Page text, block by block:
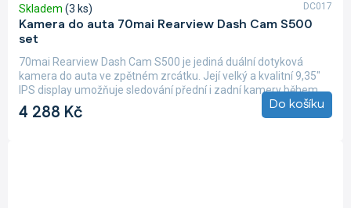
Kamera do auta 70mai Rearview Dash Cam S500
set
Skladem (3 ks)
4 288 Kč Do košíku
70mai Rearview Dash Cam S500 je jediná duální dotyková
kamera do auta ve zpětném zrcátku. Její velký a kvalitní 9,35"
IPS display umožňuje sledování přední i zadní kamery během...
DC017